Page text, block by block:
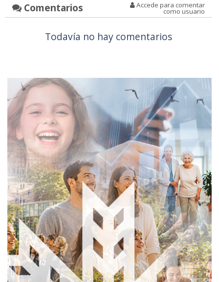
Comentarios Accede para comentar
como usuario
Todavía no hay comentarios